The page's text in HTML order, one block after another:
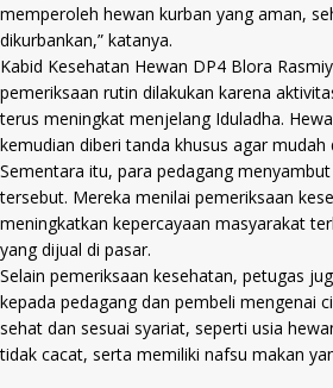
memperoleh hewan kurban yang aman,
dikurbankan,” katanya.
Kabid Kesehatan Hewan DP4 Blora
pemeriksaan rutin dilakukan karena
terus meningkat menjelang Iduladha.
kemudian diberi tanda khusus agar mudah
Sementara itu, para pedagang
tersebut. Mereka menilai pemeriksaan
meningkatkan kepercayaan masyarakat
yang dijual di pasar.
Selain pemeriksaan kesehatan, petugas
kepada pedagang dan pembeli mengenai
sehat dan sesuai syariat, seperti usia
tidak cacat, serta memiliki nafsu makan